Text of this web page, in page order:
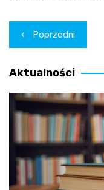
Nawigacja
wpisu
Poprzedni
Aktualności